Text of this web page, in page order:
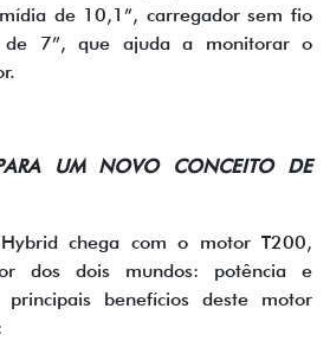
de 10,1”, carregador sem fio
7”, que ajuda a monitorar o
UM NOVO CONCEITO DE
chega com o motor T200,
dos dois mundos: potência e
benefícios deste motor